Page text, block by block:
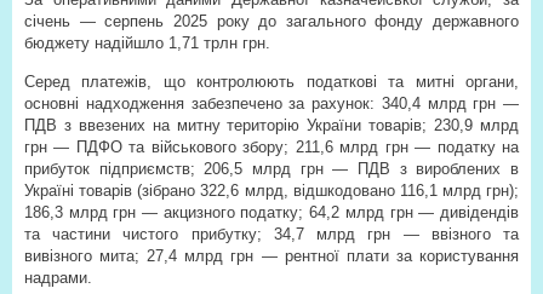
січень — серпень 2025 року до загального фонду державного
бюджету надійшло 1,71 трлн грн.
Серед платежів, що контролюють податкові та митні органи,
основні надходження забезпечено за рахунок: 340,4 млрд грн —
ПДВ з ввезених на митну територію України товарів; 230,9 млрд
грн — ПДФО та військового збору; 211,6 млрд грн — податку на
прибуток підприємств; 206,5 млрд грн — ПДВ з вироблених в
Україні товарів (зібрано 322,6 млрд, відшкодовано 116,1 млрд грн);
186,3 млрд грн — акцизного податку; 64,2 млрд грн — дивідендів
та частини чистого прибутку; 34,7 млрд грн — ввізного та
вивізного мита; 27,4 млрд грн — рентної плати за користування
надрами.